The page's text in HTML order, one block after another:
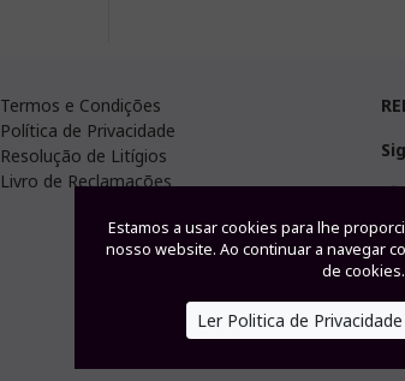
Estamos a usar cookies para lhe
nosso website. Ao continuar a navegar
de cookies.
Ler Politica de Privacidade
Termos e Condições
Política de Privacidade
Resolução de Litígios
Livro de Reclamações